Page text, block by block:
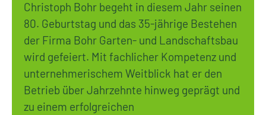
Christoph Bohr begeht in diesem Jahr seinen
80. Geburtstag und das 35-jährige Bestehen
der Firma Bohr Garten- und Landschaftsbau
wird gefeiert. Mit fachlicher Kompetenz und
unternehmerischem Weitblick hat er den
Betrieb über Jahrzehnte hinweg geprägt und
zu einem erfolgreichen